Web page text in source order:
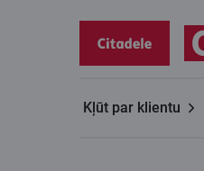
Kļūt par klientu